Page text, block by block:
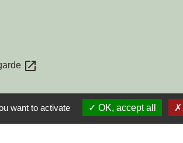
open_in_new
want to activate OK, accept all